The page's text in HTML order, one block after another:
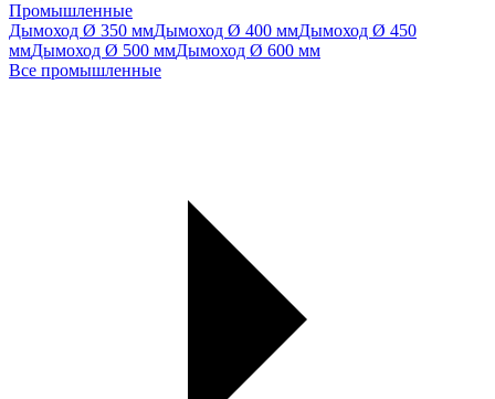
Промышленные
Дымоход Ø 350 ммДымоход Ø 400 ммДымоход Ø 450
ммДымоход Ø 500 ммДымоход Ø 600 мм
Все промышленные